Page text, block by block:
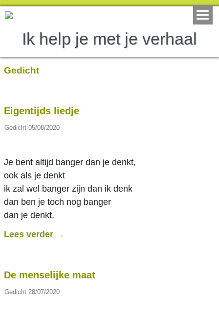
Ik help je met je verhaal
Gedicht
Eigentijds liedje
Gedicht 05/08/2020
Je bent altijd banger dan je denkt,
ook als je denkt
ik zal wel banger zijn dan ik denk
dan ben je toch nog banger
dan je denkt.
Lees verder →
De menselijke maat
Gedicht 28/07/2020